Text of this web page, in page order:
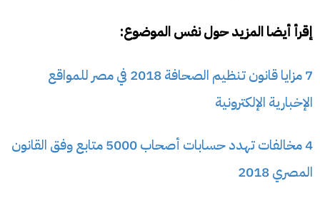
إقرأ أيضا المزيد حول نفس الموضوع:
7 مزايا قانون تنظيم الصحافة 2018 في مصر للمواقع
الإخبارية الإلكترونية
4 مخالفات تهدد حسابات أصحاب 5000 متابع وفق القانون
المصري 2018